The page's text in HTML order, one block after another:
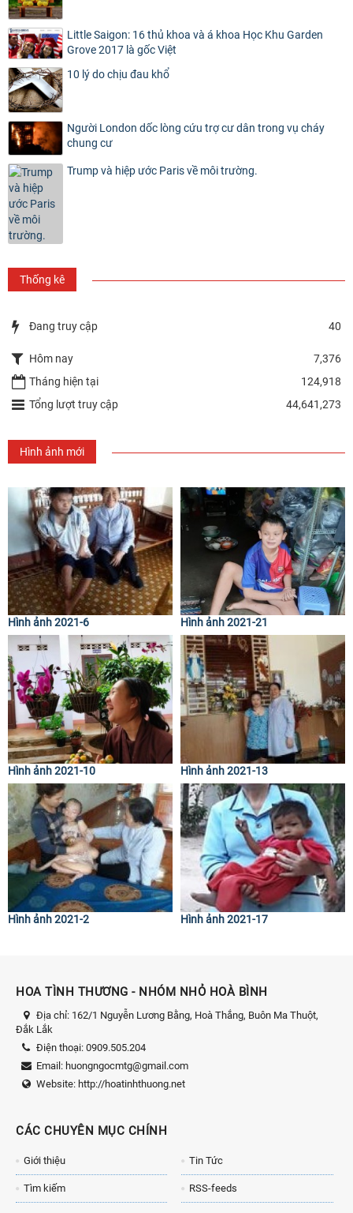
Little Saigon: 16 thủ khoa và á khoa Học Khu Garden
Grove 2017 là gốc Việt
10 lý do chịu đau khổ
Người London dốc lòng cứu trợ cư dân trong vụ cháy
chung cư
Trump và hiệp ước Paris về môi trường.
Thống kê
Đang truy cập 40
Hôm nay
7,376
Tháng hiện tại
124,918
Tổng lượt truy cập
44,641,273
Hình ảnh mới
Hình ảnh 2021-6 Hình ảnh 2021-21
Hình ảnh 2021-10 Hình ảnh 2021-13
Hình ảnh 2021-2 Hình ảnh 2021-17
HOA TÌNH THƯƠNG - NHÓM NHỎ HOÀ BÌNH
Địa chỉ: 162/1 Nguyễn Lương Bằng, Hoà Thắng, Buôn Ma Thuột,
Đắk Lắk
Điện thoại: 0909.505.204
Email: huongngocmtg@gmail.com
Website: http://hoatinhthuong.net
CÁC CHUYÊN MỤC CHÍNH
Giới thiệu Tin Tức
Tìm kiếm RSS-feeds